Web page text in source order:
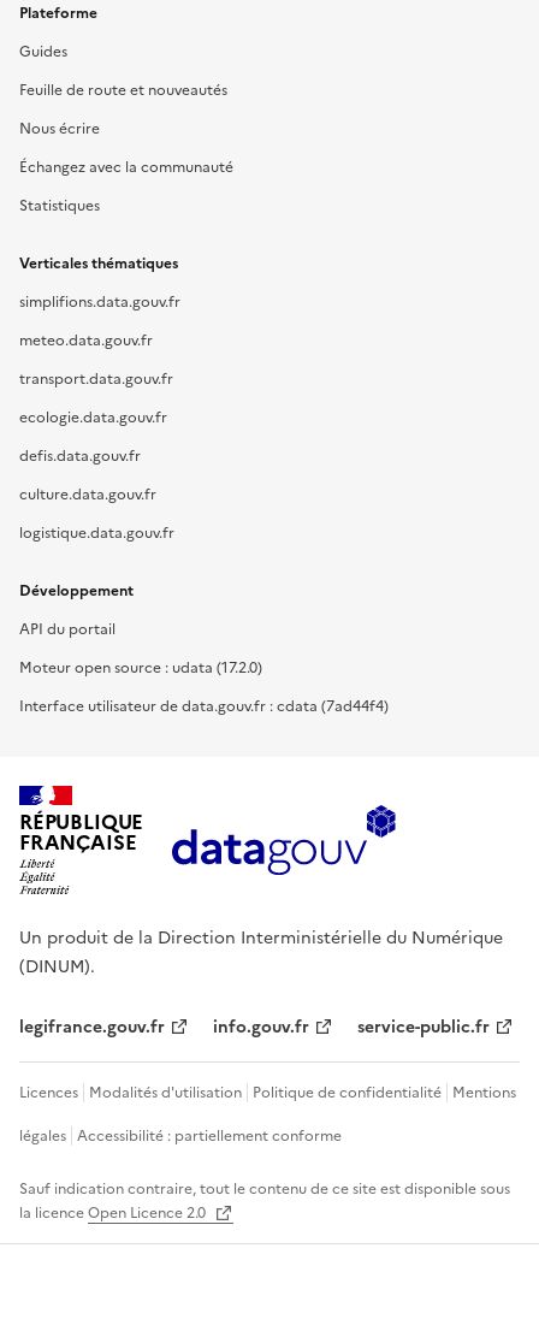
Plateforme
Guides
Feuille de route et nouveautés
Nous écrire
Échangez avec la communauté
Statistiques
Verticales thématiques
simplifions.data.gouv.fr
meteo.data.gouv.fr
transport.data.gouv.fr
ecologie.data.gouv.fr
defis.data.gouv.fr
culture.data.gouv.fr
logistique.data.gouv.fr
Développement
API du portail
Moteur open source : udata (17.2.0)
Interface utilisateur de data.gouv.fr : cdata (7ad44f4)
RÉPUBLIQUE
FRANÇAISE
Un produit de la Direction Interministérielle du Numérique
(DINUM).
legifrance.gouv.fr info.gouv.fr service-public.fr
Licences Modalités d'utilisation Politique de confidentialité Mentions
légales Accessibilité : partiellement conforme
Sauf indication contraire, tout le contenu de ce site est disponible sous
la licenceOpen Licence 2.0